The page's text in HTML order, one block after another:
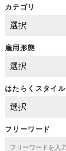
カテゴリ
雇用形態
はたらくスタイル
フリーワード